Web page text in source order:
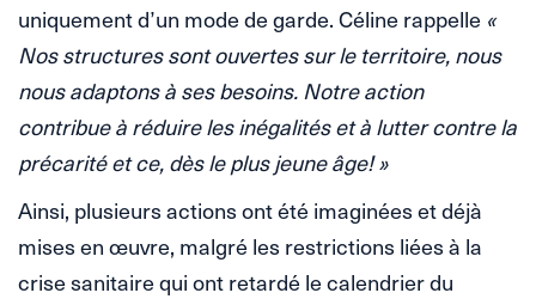
uniquement d’un mode de garde. Céline rappelle «
Nos structures sont ouvertes sur le territoire, nous
nous adaptons à ses besoins. Notre action
contribue à réduire les inégalités et à lutter contre la
précarité et ce, dès le plus jeune âge! »
Ainsi, plusieurs actions ont été imaginées et déjà
mises en œuvre, malgré les restrictions liées à la
crise sanitaire qui ont retardé le calendrier du